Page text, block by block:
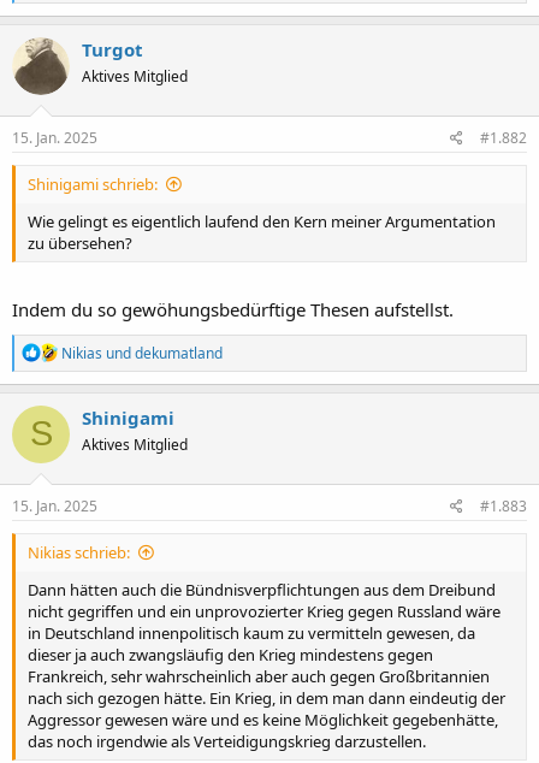
a
k
o
n
e
Turgot
Aktives Mitglied
15. Jan. 2025 #1.882
Shinigami schrieb:
Wie gelingt es eigentlich laufend den Kern meiner Argumentation
zu übersehen?
Indem du so gewöhungsbedürftige Thesen aufstellst.
R
e
a
k
n
e
Nikias unddekumatland
S Shinigami
Aktives Mitglied
15. Jan. 2025 #1.883
Nikias schrieb:
Dann hätten auch die Bündnisverpflichtungen aus dem Dreibund
nicht gegriffen und ein unprovozierter Krieg gegen Russland wäre
in Deutschland innenpolitisch kaum zu vermitteln gewesen, da
dieser ja auch zwangsläufig den Krieg mindestens gegen
Frankreich, sehr wahrscheinlich aber auch gegen Großbritannien
nach sich gezogen hätte. Ein Krieg, in dem man dann eindeutig der
Aggressor gewesen wäre und es keine Möglichkeit gegebenhätte,
das noch irgendwie als Verteidigungskrieg darzustellen.